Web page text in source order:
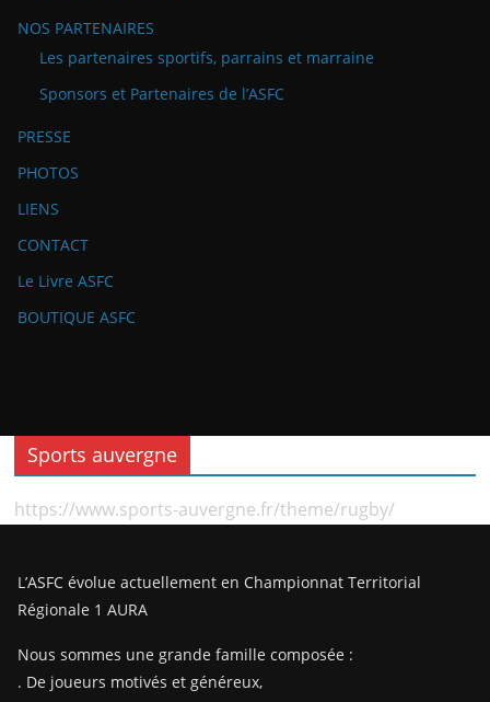
NOS PARTENAIRES
Les partenaires sportifs, parrains et marraine
Sponsors et Partenaires de l’ASFC
PRESSE
PHOTOS
LIENS
CONTACT
Le Livre ASFC
BOUTIQUE ASFC
Sports auvergne
https://www.sports-auvergne.fr/theme/rugby/
L’ASFC évolue actuellement en Championnat Territorial
Régionale 1 AURA
Nous sommes une grande famille composée :
. De joueurs motivés et généreux,